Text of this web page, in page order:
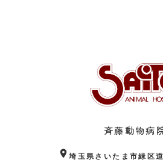
斉藤動物病
location_on埼玉県さいたま市緑区